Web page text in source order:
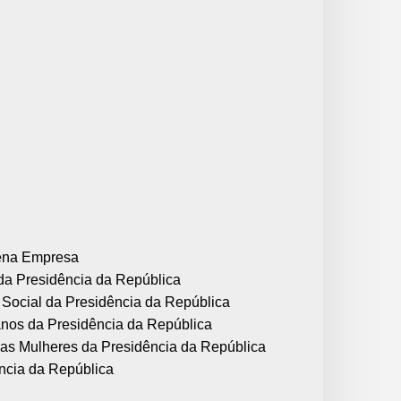
Empresa
Presidência da República
da Presidência da República
da Presidência da República
Mulheres da Presidência da República
da República